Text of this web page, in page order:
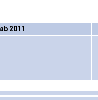
ab 2011